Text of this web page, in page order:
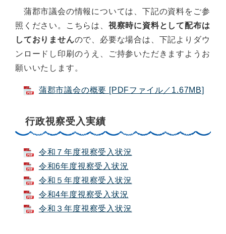
蒲郡市議会の情報については、下記の資料をご参
照ください。こちらは、 視察時に資料として配布は
しておりませんので、必要な場合は、下記よりダウ
ンロードし印刷のうえ、ご持参いただきますようお
願いいたします。
蒲郡市議会の概要 [PDFファイル／1.67MB]
行政視察受入実績
令和７年度視察受入状況
令和6年度視察受入状況
令和５年度視察受入状況
令和4年度視察受入状況
令和３年度視察受入状況